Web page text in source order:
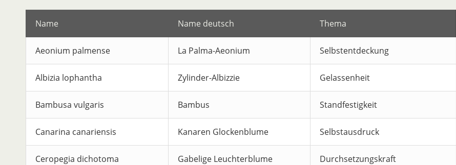
Name Name deutsch Thema
Aeonium palmense La Palma-Aeonium Selbstentdeckung
Albizia lophantha Zylinder-Albizzie Gelassenheit
Bambusa vulgaris Bambus Standfestigkeit
Canarina canariensis Kanaren Glockenblume Selbstausdruck
Ceropegia dichotoma Gabelige Leuchterblume Durchsetzungskraft